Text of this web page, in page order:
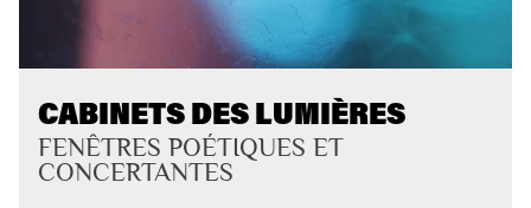
CABINETS DES LUMIÈRES
FENÊTRES POÉTIQUES ET
CONCERTANTES